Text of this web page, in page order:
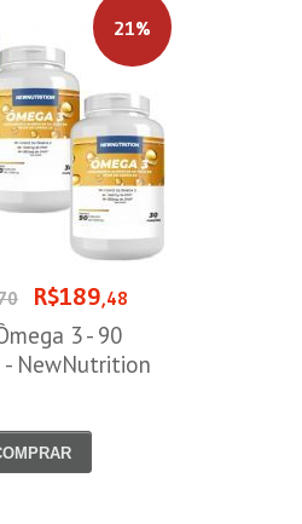
21%
R$189,48
3 - 90
- NewNutrition